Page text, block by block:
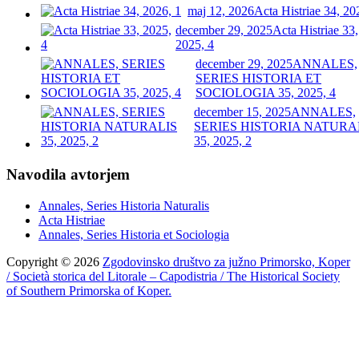
maj 12, 2026Acta Histriae 34,
december 29, 2025Acta Histriae 33,
2025, 4
december 29, 2025ANNALES,
SERIES HISTORIA ET
SOCIOLOGIA 35, 2025, 4
december 15, 2025ANNALES,
SERIES HISTORIA
35, 2025, 2
Navodila avtorjem
Annales, Series Historia Naturalis
Acta Histriae
Annales, Series Historia et Sociologia
Copyright © 2026 Zgodovinsko društvo za južno Primorsko, Koper
/ Società storica del Litorale – Capodistria / The Historical Society
of Southern Primorska of Koper.